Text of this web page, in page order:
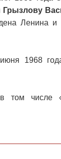
Грызлову
Ленина
1968
том числе